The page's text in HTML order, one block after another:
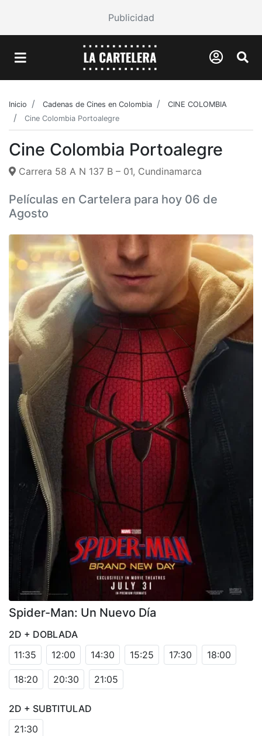
Publicidad
Inicio Cadenas de Cines en Colombia
CINE COLOMBIA
Cine Colombia Portoalegre
Cine Colombia Portoalegre
Carrera 58 A N 137 B – 01, Cundinamarca
Películas en Cartelera para hoy 06 de
Agosto
Spider-Man: Un Nuevo Día
2D + DOBLADA
11:35
12:00 14:30 15:25 17:30 18:00
18:20 20:30 21:05
2D + SUBTITULAD
21:30